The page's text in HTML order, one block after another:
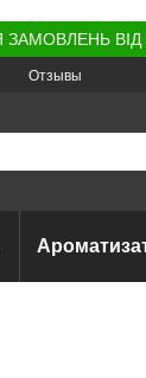
ВІД
Отзывы